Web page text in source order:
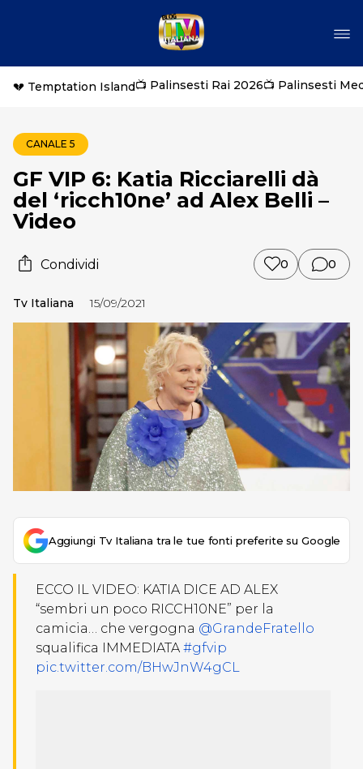
💔 Temptation Island📺 Palinsesti Rai 2026📺 Palinsesti
CANALE 5
GF VIP 6: Katia Ricciarelli dà
del ‘ricch10ne’ ad Alex Belli –
Video
Condividi 0 0
Tv Italiana 15/09/2021
Aggiungi Tv Italiana tra le tue fonti preferite su Google
ECCO IL VIDEO: KATIA DICE AD ALEX
“sembri un poco RICCH10NE” per la
camicia… che vergogna @GrandeFratello
squalifica IMMEDIATA #gfvip
pic.twitter.com/BHwJnW4gCL